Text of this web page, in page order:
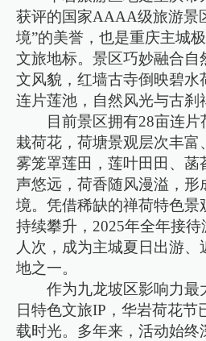
获评的国家AAAA级旅游景
境”的美誉，也是重庆主城
文旅地标。景区巧妙融合自
文风貌，红墙古寺倒映碧水
连片莲池，自然风光与古刹
目前景区拥有28亩连
栽荷花，荷塘景观层次丰富
雾笼罩莲田，莲叶田田、菡
声悠远，荷香随风漫溢，形
境。凭借稀缺的禅荷特色景
持续攀升，2025年全年接
人次，成为主城夏日出游
地之一。
作为九龙坡区影响力最
日特色文旅IP，华岩荷花节
载时光。多年来，活动始终